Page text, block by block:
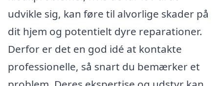
udvikle sig, kan føre til alvorlige skader på
dit hjem og potentielt dyre reparationer.
Derfor er det en god idé at kontakte
professionelle, så snart du bemærker et